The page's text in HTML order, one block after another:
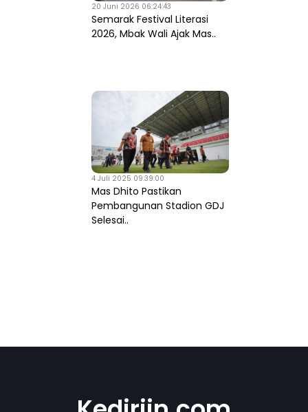
20 Juni 2026 06:24:43
Semarak Festival Literasi
2026, Mbak Wali Ajak Mas..
4 Juli 2025 09:39:00
Mas Dhito Pastikan
Pembangunan Stadion GDJ
Selesai..